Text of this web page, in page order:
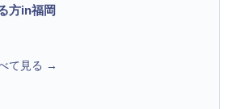
方in福岡
て見る →